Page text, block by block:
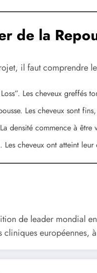
de la
il faut comprendre
Les cheveux greffés
Les cheveux sont
densité commence à être
Les cheveux ont atteint
de leader mondial
européennes,